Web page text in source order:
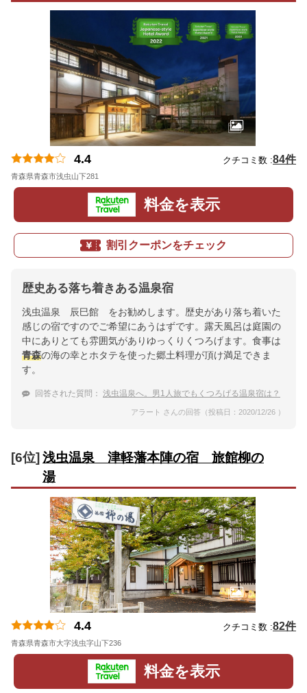
4.4 クチコミ数 :84件
青森県青森市浅虫山下281
料金を表示
割引クーポンをチェック
歴史ある落ち着きある温泉宿
浅虫温泉 辰巳館 をお勧めします。歴史があり落ち着いた
感じの宿ですのでご希望にあうはずです。露天風呂は庭園の
中にありとても雰囲気がありゆっくりくつろげます。食事は
青森の海の幸とホタテを使った郷土料理が頂け満足できま
す。
回答された質問： 浅虫温泉へ。男1人旅でもくつろげる温泉宿は？
アラート さんの回答（投稿日：2020/12/26 ）
[6位] 浅虫温泉 津軽藩本陣の宿 旅館柳の
湯
4.4 クチコミ数 :82件
青森県青森市大字浅虫字山下236
料金を表示